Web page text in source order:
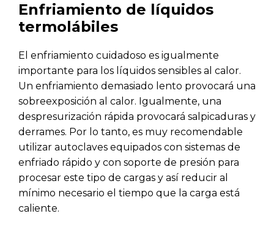
Enfriamiento de líquidos
termolábiles
El enfriamiento cuidadoso es igualmente
importante para los líquidos sensibles al calor.
Un enfriamiento demasiado lento provocará una
sobreexposición al calor. Igualmente, una
despresurización rápida provocará salpicaduras y
derrames. Por lo tanto, es muy recomendable
utilizar autoclaves equipados con sistemas de
enfriado rápido y con soporte de presión para
procesar este tipo de cargas y así reducir al
mínimo necesario el tiempo que la carga está
caliente.